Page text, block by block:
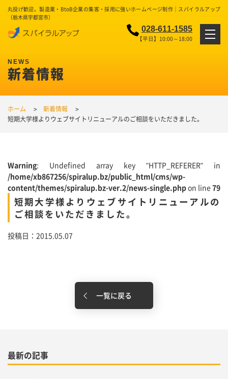
丸投げ歓迎。製造業・BtoB企業の集客・採用に強いホームページ制作｜スパイラルアップ
（栃木県宇都宮市）
028-611-1585
【平日】10:00～18:00
新着情報
ホーム
新着情報
短期大学様よりウェブサイトリニューアルのご相談をいただきました。
Warning: Undefined array key "HTTP_REFERER" in
/home/xb867256/spiralup.bz/public_html/cms/wp-
content/themes/spiralup.bz-ver.2/news-single.phpon line79
短期大学様よりウェブサイトリニューアルの
ご相談をいただきました。
投稿日：2015.05.07
一覧に戻る
最新の記事